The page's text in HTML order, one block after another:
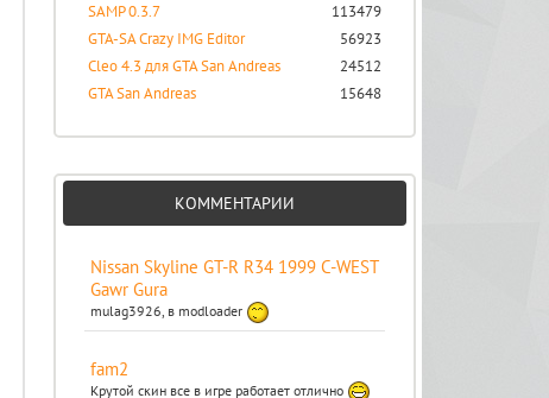
SAMP 0.3.7
113479
GTA-SA Crazy IMG Editor
56923
Cleo 4.3 для GTA San Andreas
24512
GTA San Andreas
15648
КОММЕНТАРИИ
Nissan Skyline GT-R R34 1999 C-WEST
Gawr Gura
mulag3926, в modloader
fam2
Крутой скин все в игре работает отлично